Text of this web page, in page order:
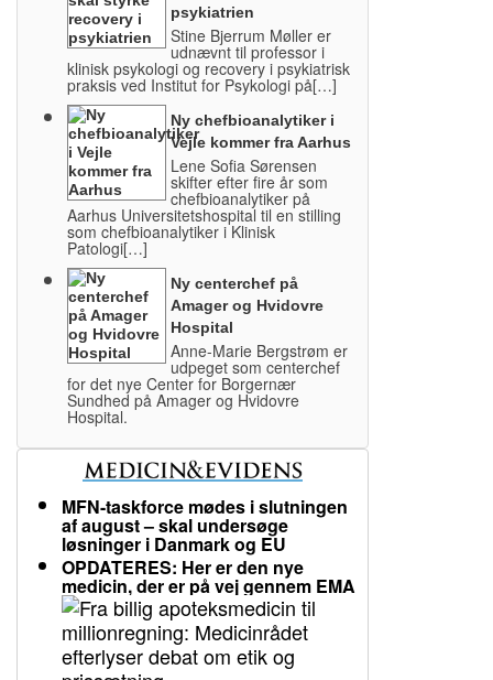
psykiatrien
Stine Bjerrum Møller er
udnævnt til professor i
klinisk psykologi og recovery i psykiatrisk
praksis ved Institut for Psykologi på[…]
Ny chefbioanalytiker i
Vejle kommer fra Aarhus
Lene Sofia Sørensen
skifter efter fire år som
chefbioanalytiker på
Aarhus Universitetshospital til en stilling
som chefbioanalytiker i Klinisk
Patologi[…]
Ny centerchef på
Amager og Hvidovre
Hospital
Anne-Marie Bergstrøm er
udpeget som centerchef
for det nye Center for Borgernær
Sundhed på Amager og Hvidovre
Hospital.
MFN-taskforce mødes i slutningen
af august – skal undersøge
løsninger i Danmark og EU
OPDATERES: Her er den nye
medicin, der er på vej gennem EMA